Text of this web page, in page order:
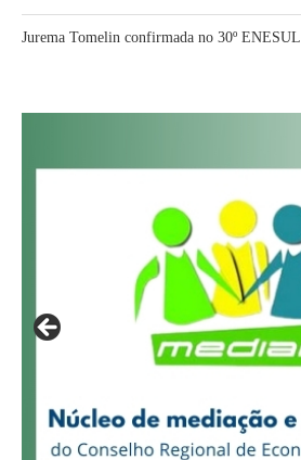
Jurema Tomelin confirmada no 30º ENESUL